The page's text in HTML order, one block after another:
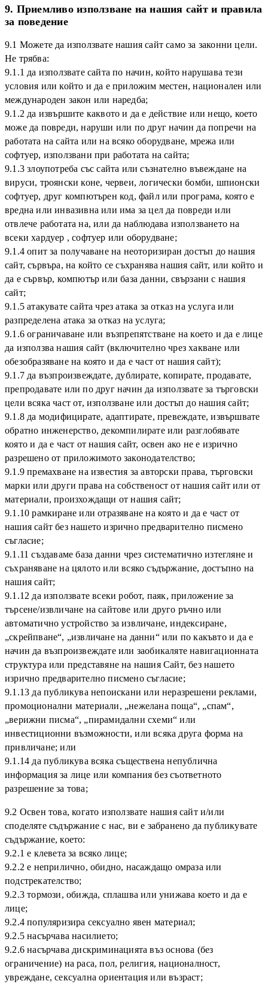
9. Приемливо използване на нашия сайт и правила
за поведение
9.1 Можете да използвате нашия сайт само за законни цели.
Не трябва:
9.1.1 да използвате сайта по начин, който нарушава тези
условия или който и да е приложим местен, национален или
международен закон или наредба;
9.1.2 да извършите каквото и да е действие или нещо, което
може да повреди, наруши или по друг начин да попречи на
работата на сайта или на всяко оборудване, мрежа или
софтуер, използвани при работата на сайта;
9.1.3 злоупотреба със сайта или съзнателно въвеждане на
вируси, троянски коне, червеи, логически бомби, шпионски
софтуер, друг компютърен код, файл или програма, която е
вредна или инвазивна или има за цел да повреди или
отвлече работата на, или да наблюдава използването на
всеки хардуер , софтуер или оборудване;
9.1.4 опит за получаване на неоторизиран достъп до нашия
сайт, сървъра, на който се съхранява нашия сайт, или който и
да е сървър, компютър или база данни, свързани с нашия
сайт;
9.1.5 атакувате сайта чрез атака за отказ на услуга или
разпределена атака за отказ на услуга;
9.1.6 ограничаване или възпрепятстване на което и да е лице
да използва нашия сайт (включително чрез хакване или
обезобразяване на която и да е част от нашия сайт);
9.1.7 да възпроизвеждате, дублирате, копирате, продавате,
препродавате или по друг начин да използвате за търговски
цели всяка част от, използване или достъп до нашия сайт;
9.1.8 да модифицирате, адаптирате, превеждате, извършвате
обратно инженерство, декомпилирате или разглобявате
която и да е част от нашия сайт, освен ако не е изрично
разрешено от приложимото законодателство;
9.1.9 премахване на известия за авторски права, търговски
марки или други права на собственост от нашия сайт или от
материали, произхождащи от нашия сайт;
9.1.10 рамкиране или отразяване на която и да е част от
нашия сайт без нашето изрично предварително писмено
съгласие;
9.1.11 създаваме база данни чрез систематично изтегляне и
съхраняване на цялото или всяко съдържание, достъпно на
нашия сайт;
9.1.12 да използвате всеки робот, паяк, приложение за
търсене/извличане на сайтове или друго ръчно или
автоматично устройство за извличане, индексиране,
„скрейпване“, „извличане на данни“ или по какъвто и да е
начин да възпроизвеждате или заобикаляте навигационната
структура или представяне на нашия Сайт, без нашето
изрично предварително писмено съгласие;
9.1.13 да публикува непоискани или неразрешени реклами,
промоционални материали, „нежелана поща“, „спам“,
„верижни писма“, „пирамидални схеми“ или
инвестиционни възможности, или всяка друга форма на
привличане; или
9.1.14 да публикува всяка съществена непублична
информация за лице или компания без съответното
разрешение за това;
9.2 Освен това, когато използвате нашия сайт и/или
споделяте съдържание с нас, ви е забранено да публикувате
съдържание, което:
9.2.1 е клевета за всяко лице;
9.2.2 е неприлично, обидно, насаждащо омраза или
подстрекателство;
9.2.3 тормози, обижда, сплашва или унижава което и да е
лице;
9.2.4 популяризира сексуално явен материал;
9.2.5 насърчава насилието;
9.2.6 насърчава дискриминацията въз основа (без
ограничение) на раса, пол, религия, националност,
увреждане, сексуална ориентация или възраст;